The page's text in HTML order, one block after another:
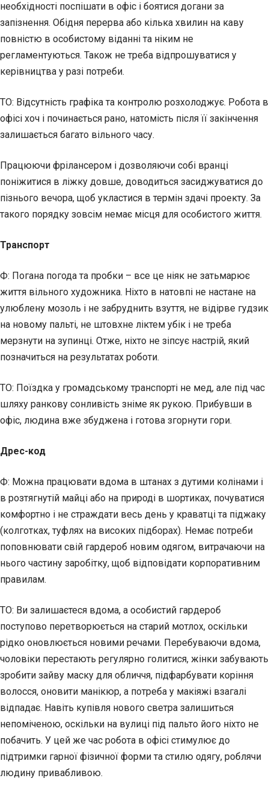
необхідності поспішати в офіс і боятися догани за
запізнення. Обідня перерва або кілька хвилин на каву
повністю в особистому віданні та ніким не
регламентуються. Також не треба відпрошуватися у
керівництва у разі потреби.
ТО: Відсутність графіка та контролю розхолоджує. Робота в
офісі хоч і починається рано, натомість після її закінчення
залишається багато вільного часу.
Працюючи фрілансером і дозволяючи собі вранці
поніжитися в ліжку довше, доводиться засиджуватися до
пізнього вечора, щоб укластися в термін здачі проекту. За
такого порядку зовсім немає місця для особистого життя.
Транспорт
Ф: Погана погода та пробки – все це ніяк не затьмарює
життя вільного художника. Ніхто в натовпі не настане на
улюблену мозоль і не забруднить взуття, не відірве гудзик
на новому пальті, не штовхне ліктем убік і не треба
мерзнути на зупинці. Отже, ніхто не зіпсує настрій, який
позначиться на результатах роботи.
ТО: Поїздка у громадському транспорті не мед, але під час
шляху ранкову сонливість зніме як рукою. Прибувши в
офіс, людина вже збуджена і готова згорнути гори.
Дрес-код
Ф: Можна працювати вдома в штанах з дутими колінами і
в розтягнутій майці або на природі в шортиках, почуватися
комфортно і не страждати весь день у краватці та піджаку
(колготках, туфлях на високих підборах). Немає потреби
поповнювати свій гардероб новим одягом, витрачаючи на
нього частину заробітку, щоб відповідати корпоративним
правилам.
ТО: Ви залишаєтеся вдома, а особистий гардероб
поступово перетворюється на старий мотлох, оскільки
рідко оновлюється новими речами. Перебуваючи вдома,
чоловіки перестають регулярно голитися, жінки забувають
зробити зайву маску для обличчя, підфарбувати коріння
волосся, оновити манікюр, а потреба у макіяжі взагалі
відпадає. Навіть купівля нового светра залишиться
непоміченою, оскільки на вулиці під пальто його ніхто не
побачить. У цей же час робота в офісі стимулює до
підтримки гарної фізичної форми та стилю одягу, роблячи
людину привабливою.